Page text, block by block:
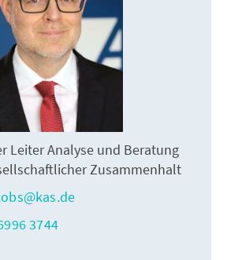
Leiter Analyse und Beratung
Zusammenhalt
3744